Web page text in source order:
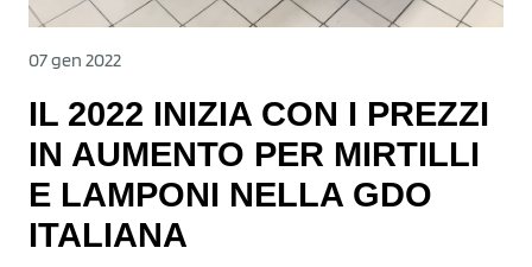
07 gen 2022
IL 2022 INIZIA CON I PREZZI
IN AUMENTO PER MIRTILLI
E LAMPONI NELLA GDO
ITALIANA